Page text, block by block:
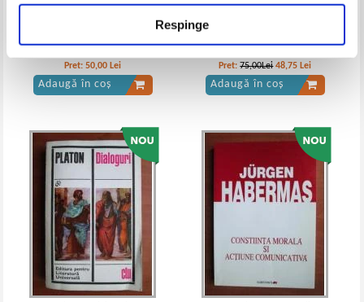
Respinge
la Genghis-Han
Pret:50,00 Lei
Adaugă în coș
problema dezvoltarii conceptiei
moniste asupra istoriei
Pret:75,00Lei 48,75 Lei
Adaugă în coș